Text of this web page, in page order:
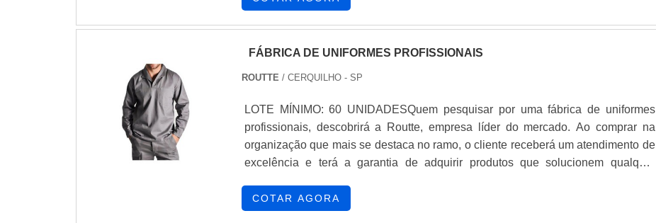
FÁBRICA DE UNIFORMES PROFISSIONAIS
ROUTTE / CERQUILHO - SP
LOTE MÍNIMO: 60 UNIDADESQuem pesquisar por uma fábrica de uniformes
profissionais, descobrirá a Routte, empresa líder do mercado. Ao comprar na
organização que mais se destaca no ramo, o cliente receberá um atendimento de
excelência e terá a garantia de adquirir produtos que solucionem qualquer
cliente encontrará assertividade e suporte personalizado via WhatsApp.MAIS
COTAR AGORA